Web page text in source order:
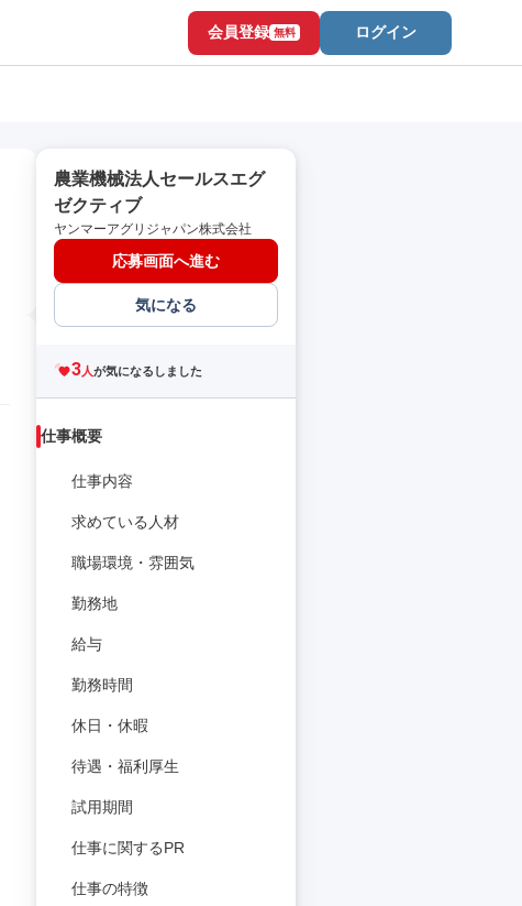
会員登録 無料 ログイン
農業機械法人セールスエグ
ゼクティブ
ヤンマーアグリジャパン株式会社
応募画面へ進む
気になる
3人が気になるしました
仕事概要
仕事内容
求めている人材
職場環境・雰囲気
勤務地
給与
勤務時間
休日・休暇
待遇・福利厚生
試用期間
仕事に関するPR
仕事の特徴